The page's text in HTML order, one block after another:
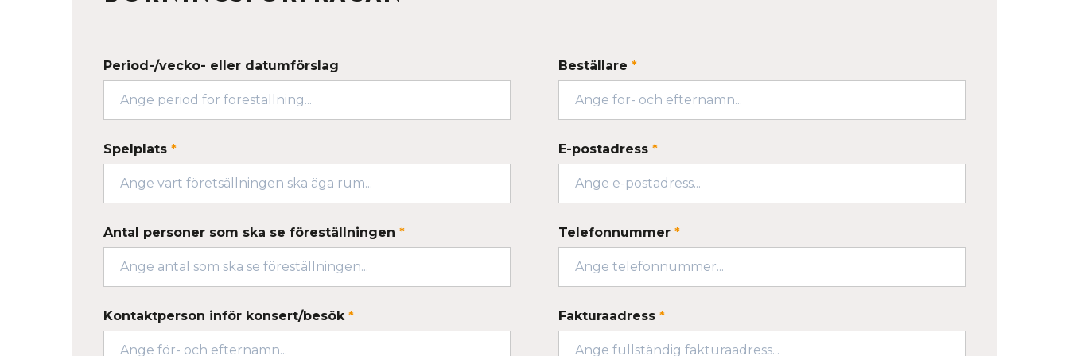
Period-/vecko- eller datumförslag
Spelplats *
Antal personer som ska se föreställningen *
Kontaktperson inför konsert/besök *
Beställare *
E-postadress *
Telefonnummer *
Fakturaadress *